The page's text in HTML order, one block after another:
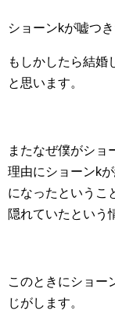
ショーンkが嘘つ
もしかしたら結婚
と思います。
またなぜ僕がショ
理由にショーンk
になったというこ
隠れていたという
このときにショー
じがします。